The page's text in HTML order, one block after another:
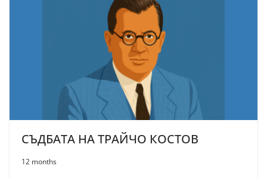
СЪДБАТА НА ТРАЙЧО КОСТОВ
12 months